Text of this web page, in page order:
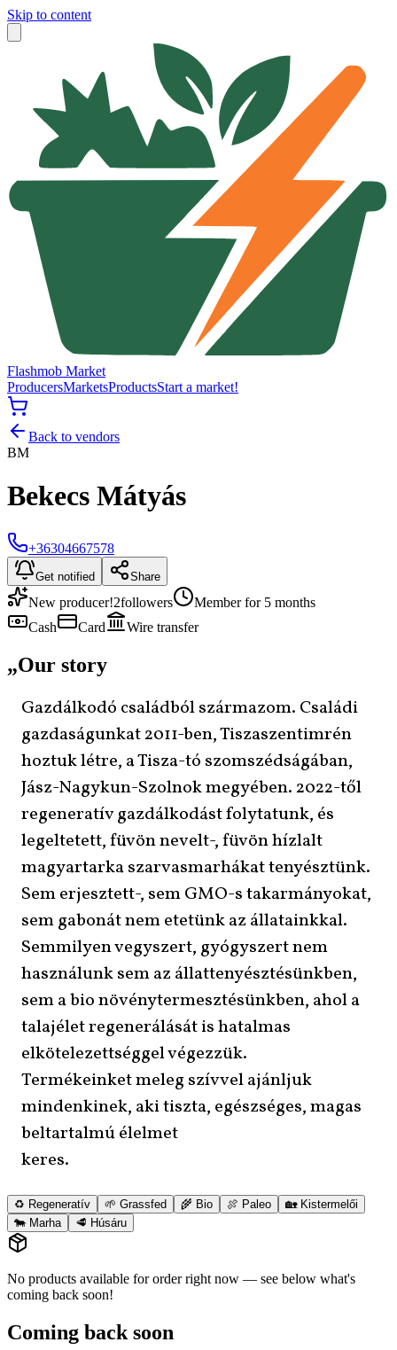
Skip to content
Flashmob Market
ProducersMarketsProductsStart a market!
Back to vendors
BM
Bekecs Mátyás
+36304667578
Get notified Share
New producer!2followers
Member for 5 months
Cash
Card Wire transfer
„Our story
Gazdálkodó családból származom. Családi
gazdaságunkat 2011-ben, Tiszaszentimrén
hoztuk létre, a Tisza-tó szomszédságában,
Jász-Nagykun-Szolnok megyében. 2022-től
regeneratív gazdálkodást folytatunk, és
legeltetett, füvön nevelt-, füvön hízlalt
magyartarka szarvasmarhákat tenyésztünk.
Sem erjesztett-, sem GMO-s takarmányokat,
sem gabonát nem etetünk az állatainkkal.
Semmilyen vegyszert, gyógyszert nem
használunk sem az állattenyésztésünkben,
sem a bio növénytermesztésünkben, ahol a
talajélet regenerálását is hatalmas
elkötelezettséggel végezzük.
Termékeinket meleg szívvel ajánljuk
mindenkinek, aki tiszta, egészséges, magas
beltartalmú élelmet
keres.
♻️ Regeneratív 🌱 Grassfed 🌾 Bio 🍖 Paleo
🏡 Kistermelői
🐄 Marha
🥩 Húsáru
No products available for order right now — see below what's
coming back soon!
Coming back soon